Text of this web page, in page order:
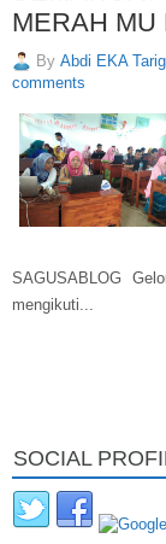
MERAH MU
By Abdi EKA
comments
SAGUSABLOG
mengikuti...
SOCIAL